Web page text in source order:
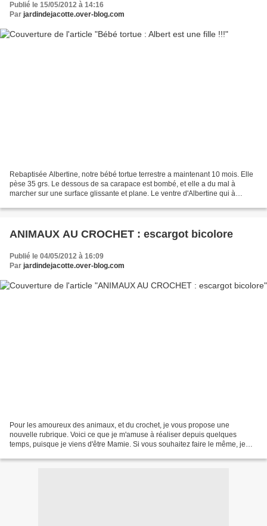
Publié le 15/05/2012 à 14:16
Par jardindejacotte.over-blog.com
Rebaptisée Albertine, notre bébé tortue terrestre a maintenant 10 mois. Elle
pèse 35 grs. Le dessous de sa carapace est bombé, et elle a du mal à
marcher sur une surface glissante et plane. Le ventre d'Albertine qui à
ANIMAUX AU CROCHET : escargot bicolore
Publié le 04/05/2012 à 16:09
Par jardindejacotte.over-blog.com
Pour les amoureux des animaux, et du crochet, je vous propose une
nouvelle rubrique. Voici ce que je m'amuse à réaliser depuis quelques
temps, puisque je viens d'être Mamie. Si vous souhaitez faire le même, je